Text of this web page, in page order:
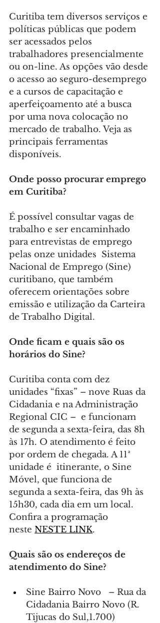
Curitiba tem diversos serviços e
políticas públicas que podem
ser acessados pelos
trabalhadores presencialmente
ou on-line. As opções vão desde
o acesso ao seguro-desemprego
e a cursos de capacitação e
aperfeiçoamento até a busca
por uma nova colocação no
mercado de trabalho. Veja as
principais ferramentas
disponíveis.
Onde posso procurar emprego
em Curitiba?
É possível consultar vagas de
trabalho e ser encaminhado
para entrevistas de emprego
pelas onze unidades  Sistema
Nacional de Emprego (Sine)
curitibano, que também
oferecem orientações sobre
emissão e utilização da Carteira
de Trabalho Digital.
Onde ficam e quais são os
horários do Sine?
Curitiba conta com dez
unidades “fixas” – nove Ruas da
Cidadania e na Administração
Regional CIC –  e funcionam
de segunda a sexta-feira, das 8h
às 17h. O atendimento é feito
por ordem de chegada. A 11ª
unidade é  itinerante, o Sine
Móvel, que funciona de
segunda a sexta-feira, das 9h às
15h30, cada dia em um local.
Confira a programação
neste NESTE LINK.
Quais são os endereços de
atendimento do Sine?
Sine Bairro Novo   – Rua da
Cidadania Bairro Novo (R.
Tijucas do Sul,1.700)